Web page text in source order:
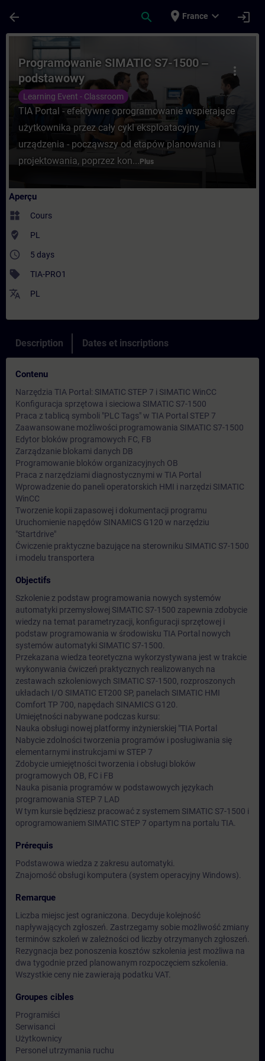
arrow_back search place France expand_more login
Cours - Programowanie SIMATIC S7-
more_vert
Programowanie SIMATIC S7-1500 ‒
podstawowy
Learning Event - Classroom
TIA Portal - efektywne oprogramowanie wspierające
użytkownika przez cały cykl eksploatacyjny
urządzenia - począwszy od etapów planowania i
projektowania, poprzez kon... Plus
Aperçu
widgets Cours
where_to_vote PL
access_time 5 days
sell TIA-PRO1
translate PL
Description Dates et inscriptions
Contenu
Narzędzia TIA Portal: SIMATIC STEP 7 i SIMATIC WinCC
Konfiguracja sprzętowa i sieciowa SIMATIC S7-1500
Praca z tablicą symboli "PLC Tags" w TIA Portal STEP 7
Zaawansowane możliwości programowania SIMATIC S7-1500
Edytor bloków programowych FC, FB
Zarządzanie blokami danych DB
Programowanie bloków organizacyjnych OB
Praca z narzędziami diagnostycznymi w TIA Portal
Wprowadzenie do paneli operatorskich HMI i narzędzi SIMATIC
WinCC
Tworzenie kopii zapasowej i dokumentacji programu
Uruchomienie napędów SINAMICS G120 w narzędziu
"Startdrive"
Ćwiczenie praktyczne bazujące na sterowniku SIMATIC S7-1500
i modelu transportera
Objectifs
Szkolenie z podstaw programowania nowych systemów
automatyki przemysłowej SIMATIC S7-1500 zapewnia zdobycie
wiedzy na temat parametryzacji, konfiguracji sprzętowej i
podstaw programowania w środowisku TIA Portal nowych
systemów automatyki SIMATIC S7-1500.
Przekazana wiedza teoretyczna wykorzystywana jest w trakcie
wykonywania ćwiczeń praktycznych realizowanych na
zestawach szkoleniowych SIMATIC S7-1500, rozproszonych
układach I/O SIMATIC ET200 SP, panelach SIMATIC HMI
Comfort TP 700, napędach SINAMICS G120.
Umiejętności nabywane podczas kursu:
Nauka obsługi nowej platformy inżynierskiej "TIA Portal
Nabycie zdolności tworzenia programów i posługiwania się
elementarnymi instrukcjami w STEP 7
Zdobycie umiejętności tworzenia i obsługi bloków
programowych OB, FC i FB
Nauka pisania programów w podstawowych językach
programowania STEP 7 LAD
W tym kursie będziesz pracować z systemem SIMATIC S7-1500 i
oprogramowaniem SIMATIC STEP 7 opartym na portalu TIA.
Prérequis
Podstawowa wiedza z zakresu automatyki.
Znajomość obsługi komputera (system operacyjny Windows).
Remarque
Liczba miejsc jest ograniczona. Decyduje kolejność
napływających zgłoszeń. Zastrzegamy sobie możliwość zmiany
terminów szkoleń w zależności od liczby otrzymanych zgłoszeń.
Rezygnacja bez ponoszenia kosztów szkolenia jest możliwa na
dwa tygodnie przed planowanym rozpoczęciem szkolenia.
Wszystkie ceny nie zawierają podatku VAT.
Groupes cibles
Programiści
Serwisanci
Użytkownicy
Personel utrzymania ruchu